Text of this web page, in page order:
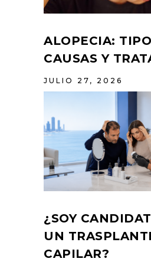
ALOPECIA:
CAUSAS Y
JULIO 27, 2026
¿SOY
UN
CAPILAR?